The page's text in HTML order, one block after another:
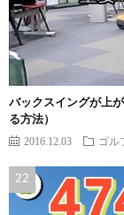
バックスイングが上
る方法）
2016.12.03 ゴル